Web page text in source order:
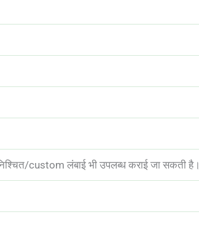
custom लंबाई भी उपलब्ध कराई जा सकती है।